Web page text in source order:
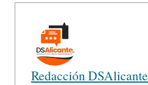
Redacción DSAlicante